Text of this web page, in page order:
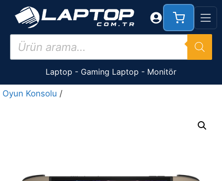
İçeriğe
Products
search
Laptop - Gaming Laptop - Monitör
Oyun Konsolu /